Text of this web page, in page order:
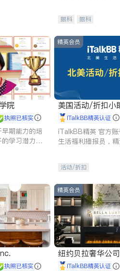
眼科 眼科
院
执照已核实
期能力的培
学习潜力和
精英会员
美国活动/折扣小
iTalkBB精英认证
iTalkBB精英 官方
生活福利播报员，
活动/折扣
执照已核实
精英会员
纽约贝拉奢华公司 BELLA LUX
E iTalkBB精英认证